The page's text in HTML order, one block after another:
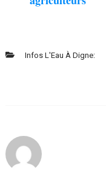
Infos L'Eau À Digne: